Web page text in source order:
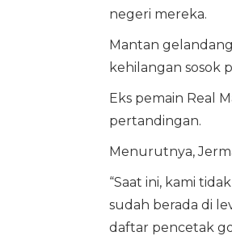
negeri mereka.
Mantan
kehilangan sosok
Eks pemain Real
pertandingan.
Menurutnya,
“Saat ini, kami
sudah berada di
daftar pencetak